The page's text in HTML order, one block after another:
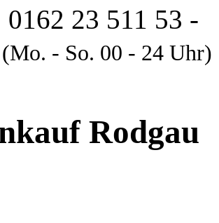
23 511 53 -
(Mo. - So. 00 - 24 Uhr)
Rodgau